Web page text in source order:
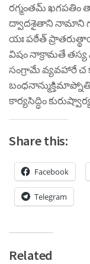
రగ్మంతమ్ ఖగపతిం
ద్వాదశైతాని నామాని
యః పఠేత్
విషం నాక్రామతే తస్య
సంగ్రామే వ్యవహారే చ
కార్యసిద్ధిం
Share this:
Facebook
Telegram
Related